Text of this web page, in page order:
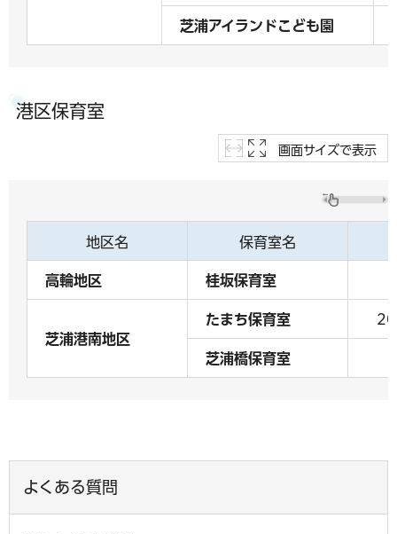
芝浦アイランドこども園
港区保育室
画面サイズで表示
地区名 保育室名
高輪地区 桂坂保育室
芝浦港南地区
たまち保育室
芝浦橋保育室
よくある質問